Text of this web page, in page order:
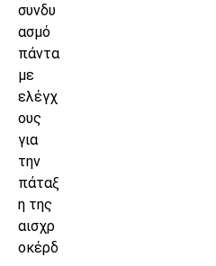
συνδυ
ασμό
πάντα
με
ελέγχ
ους
για
την
πάταξ
η της
αισχρ
οκέρδ